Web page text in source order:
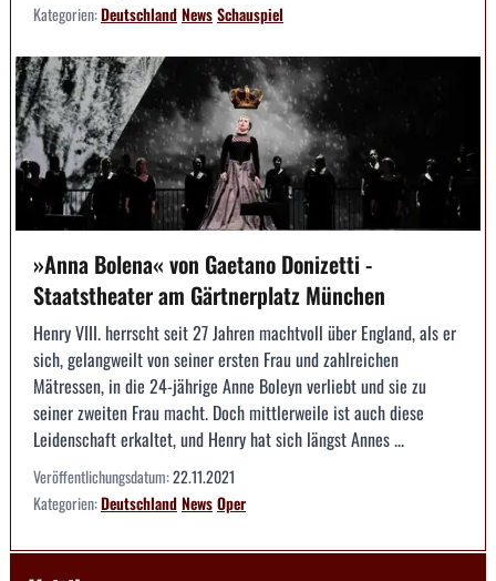
Kategorien:DeutschlandNewsSchauspiel
»Anna Bolena« von Gaetano Donizetti -
Staatstheater am Gärtnerplatz München
Henry VIII. herrscht seit 27 Jahren machtvoll über England, als er
sich, gelangweilt von seiner ersten Frau und zahlreichen
Mätressen, in die 24-jährige Anne Boleyn verliebt und sie zu
seiner zweiten Frau macht. Doch mittlerweile ist auch diese
Leidenschaft erkaltet, und Henry hat sich längst Annes ...
Veröffentlichungsdatum:22.11.2021
Kategorien:DeutschlandNewsOper